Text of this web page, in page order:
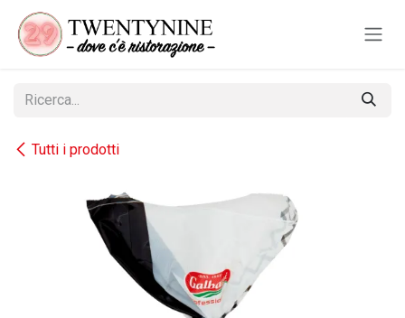
Passa al contenuto
Tutti i prodotti